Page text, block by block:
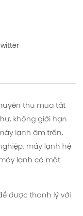
thu mua tất
không giới hạn
lạnh âm trần,
máy lạnh hệ
lạnh có mặt
được thanh lý với